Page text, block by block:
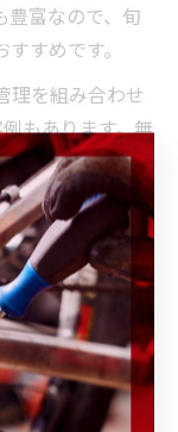
豊富なので、旬
すめです。
理を組み合わせ
もあります。無
原因になるた
秘訣です。
現実と続